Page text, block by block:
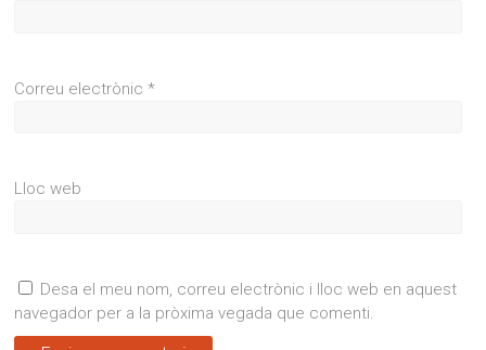
Correu electrònic*
Lloc web
Desa el meu nom, correu electrònic i lloc web en aquest
navegador per a la pròxima vegada que comenti.